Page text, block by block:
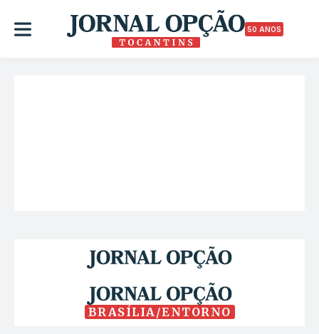
50 ANOS
BRASÍLIA/ENTORNO